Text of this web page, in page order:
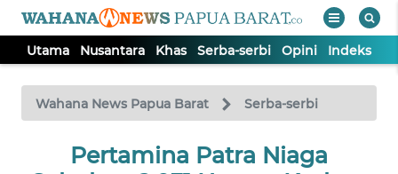
Utama Nusantara Khas Serba-serbi Opini Indeks
Wahana News Papua Barat Serba-serbi
Pertamina Patra Niaga
TV
Tutup